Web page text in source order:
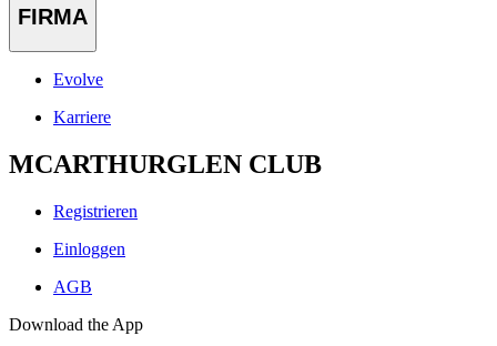
FIRMA
Evolve
Karriere
MCARTHURGLEN CLUB
Registrieren
Einloggen
AGB
Download the App